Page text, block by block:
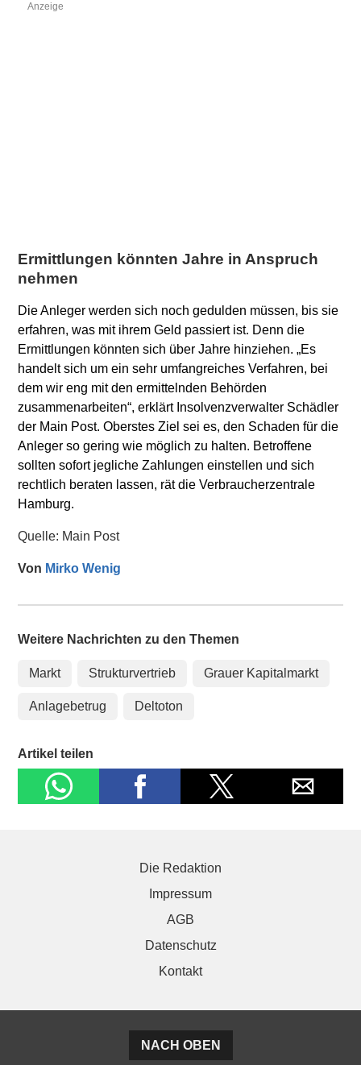
Ermittlungen könnten Jahre in Anspruch
nehmen
Die Anleger werden sich noch gedulden müssen, bis sie
erfahren, was mit ihrem Geld passiert ist. Denn die
Ermittlungen könnten sich über Jahre hinziehen. „Es
handelt sich um ein sehr umfangreiches Verfahren, bei
dem wir eng mit den ermittelnden Behörden
zusammenarbeiten“, erklärt Insolvenzverwalter Schädler
der Main Post. Oberstes Ziel sei es, den Schaden für die
Anleger so gering wie möglich zu halten. Betroffene
sollten sofort jegliche Zahlungen einstellen und sich
rechtlich beraten lassen, rät die Verbraucherzentrale
Hamburg.
Quelle: Main Post
Von Mirko Wenig
Weitere Nachrichten zu den Themen
Markt Strukturvertrieb Grauer Kapitalmarkt
Anlagebetrug Deltoton
Artikel teilen
Die Redaktion
Impressum
AGB
Datenschutz
Kontakt
NACH OBEN